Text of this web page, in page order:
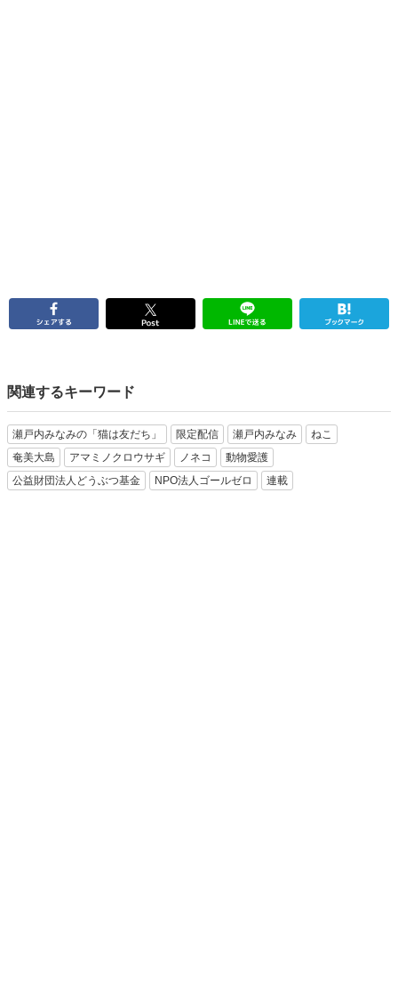
関連するキーワード
瀬戸内みなみの「猫は友だち」 限定配信 瀬戸内みなみ
ねこ
奄美大島
アマミノクロウサギ ノネコ
動物愛護
公益財団法人どうぶつ基金
NPO法人ゴールゼロ 連載